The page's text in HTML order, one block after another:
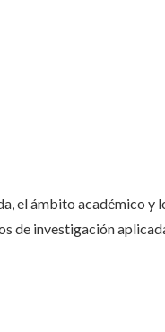
el ámbito académico y
de investigación